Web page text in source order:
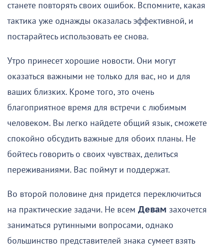
станете повторять своих ошибок. Вспомните, какая
тактика уже однажды оказалась эффективной, и
постарайтесь использовать ее снова.
Утро принесет хорошие новости. Они могут
оказаться важными не только для вас, но и для
ваших близких. Кроме того, это очень
благоприятное время для встречи с любимым
человеком. Вы легко найдете общий язык, сможете
спокойно обсудить важные для обоих планы. Не
бойтесь говорить о своих чувствах, делиться
переживаниями. Вас поймут и поддержат.
Во второй половине дня придется переключиться
на практические задачи. Не всем Девам захочется
заниматься рутинными вопросами, однако
большинство представителей знака сумеет взять